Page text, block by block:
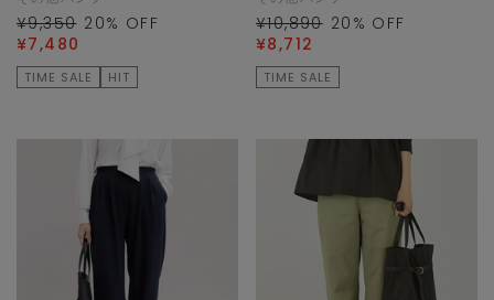
¥9,350 20% OFF
¥7,480
TIME SALE HIT
¥10,890 20 % OFF
¥8,712
TIME SALE